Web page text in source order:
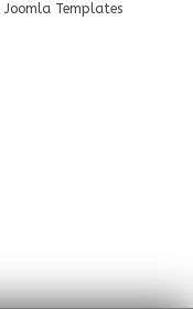
Joomla Templates